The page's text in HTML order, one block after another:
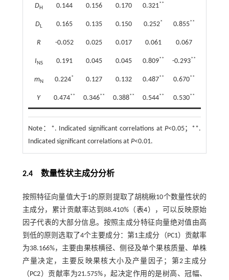
DH 0.144 0.156 0.170 0.321**
DL 0.165 0.135 0.150 0.252* 0.855**
R -0.052 0.025 0.017 0.061 0.067
INS 0.191 0.045 0.045 0.809** -0.293**
mN 0.224* 0.127 0.132 0.487** 0.670**
Y 0.474** 0.346** 0.388** 0.544** 0.530**
Note： *. Indicated significant correlations atP<0.05；**.
Indicated significant correlations at P<0.01.
2.4 数量性状主成分分析
按照特征向量值大于1的原则提取了胡桃楸10个数量性状的
主成分，累计贡献率达到88.410%（表4），可以反映原始
因子代表的大部分信息。按照主成分特征向量绝对值由高
到低的原则选取了4个主要成分：第1主成分（PC1）贡献率
为38.166%，主要由果核横径、侧径及单个果核质量、单株
产量决定，主要反映果核大小及产量因子；第2主成分
（PC2）贡献率为21.575%，起决定作用的是树高、冠幅、